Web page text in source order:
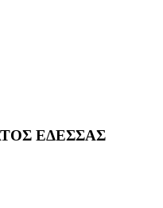
ΕΔΕΣΣΑΣ